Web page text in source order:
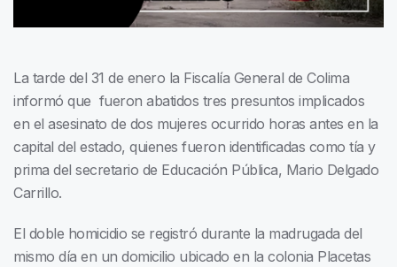
La tarde del 31 de enero la Fiscalía General de Colima
informó que fueron abatidos tres presuntos implicados
en el asesinato de dos mujeres ocurrido horas antes en la
capital del estado, quienes fueron identificadas como tía y
prima del secretario de Educación Pública, Mario Delgado
Carrillo.
El doble homicidio se registró durante la madrugada del
mismo día en un domicilio ubicado en la colonia Placetas